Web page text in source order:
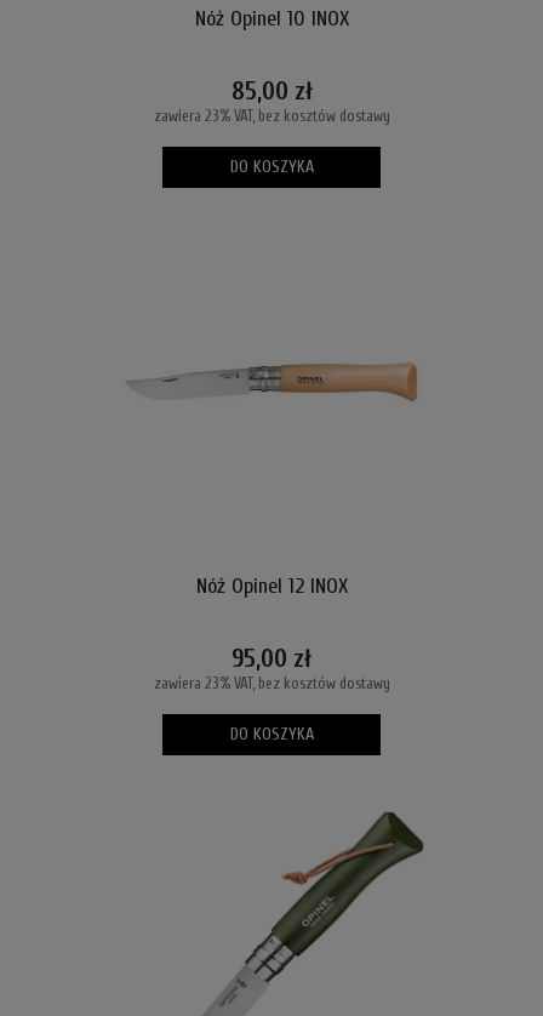
Nóż Opinel 10 INOX
85,00 zł
zawiera 23% VAT, bez kosztów dostawy
DO KOSZYKA
Nóż Opinel 12 INOX
95,00 zł
zawiera 23% VAT, bez kosztów dostawy
DO KOSZYKA